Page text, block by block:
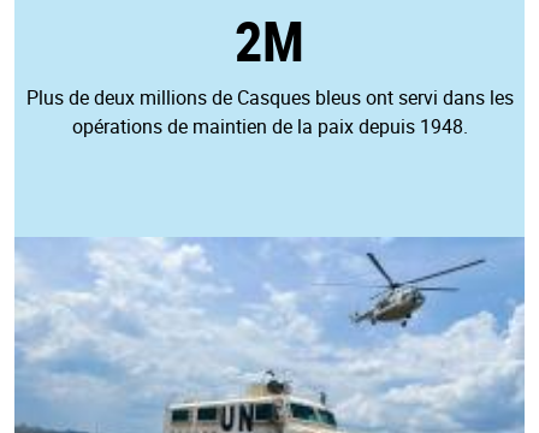
2M
Plus de deux millions de Casques bleus ont servi dans les
opérations de maintien de la paix depuis 1948.